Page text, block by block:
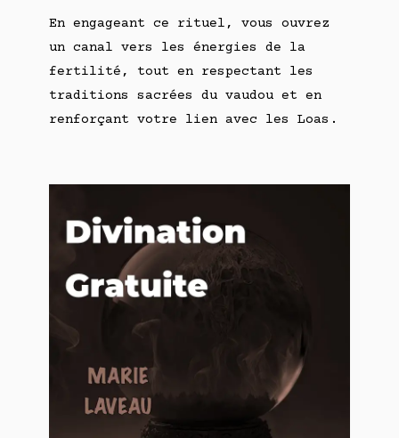
En engageant ce rituel, vous ouvrez
un canal vers les énergies de la
fertilité, tout en respectant les
traditions sacrées du vaudou et en
renforçant votre lien avec les Loas.